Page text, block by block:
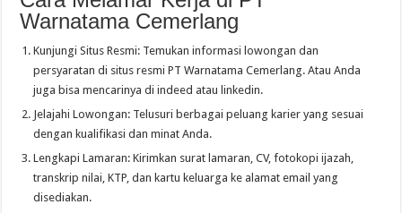
Warnatama Cemerlang
Kunjungi Situs Resmi: Temukan informasi lowongan dan
persyaratan di situs resmi PT Warnatama Cemerlang. Atau Anda
juga bisa mencarinya di indeed atau linkedin.
Jelajahi Lowongan: Telusuri berbagai peluang karier yang sesuai
dengan kualifikasi dan minat Anda.
Lengkapi Lamaran: Kirimkan surat lamaran, CV, fotokopi ijazah,
transkrip nilai, KTP, dan kartu keluarga ke alamat email yang
disediakan.